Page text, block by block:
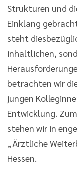
Strukturen und
Einklang
steht
inhaltlichen,
betrachten wir
jungen
Entwicklung.
stehen wir in
„Ärztliche
Hessen.